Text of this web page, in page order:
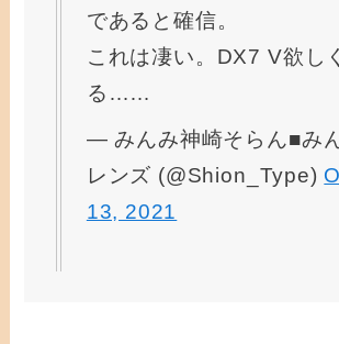
であると確信。
これは凄い。DX7 V欲し
る……
— みんみ神崎そらん■み
レンズ (@Shion_Type)
13, 2021